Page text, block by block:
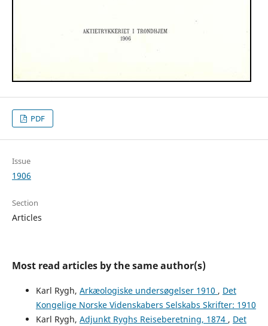
PDF
Issue
1906
Section
Articles
Most read articles by the same author(s)
Karl Rygh, Arkæologiske undersøgelser 1910 , Det
Kongelige Norske Videnskabers Selskabs Skrifter: 1910
Karl Rygh, Adjunkt Ryghs Reiseberetning, 1874 , Det